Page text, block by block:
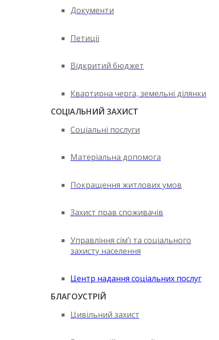
Документи
Петиції
Відкритий бюджет
Квартирна черга, земельні ділянки
СОЦІАЛЬНИЙ ЗАХИСТ
Соціальні послуги
Матеріальна допомога
Покращення житлових умов
Захист прав споживачів
Управління сім’ї та соціального
захисту населення
Центр надання соціальних послуг
БЛАГОУСТРІЙ
Цивільний захист